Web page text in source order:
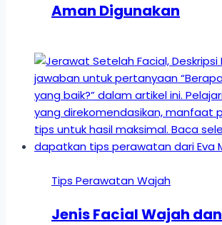
Aman Digunakan
Tips Perawatan Wajah
Jenis Facial Wajah dan